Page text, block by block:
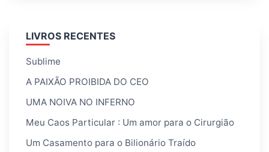
LIVROS RECENTES
Sublime
A PAIXÃO PROIBIDA DO CEO
UMA NOIVA NO INFERNO
Meu Caos Particular : Um amor para o Cirurgião
Um Casamento para o Bilionário Traído